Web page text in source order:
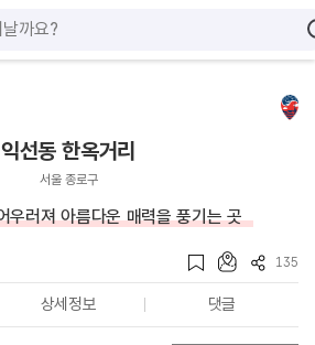
익선동 한옥거리
서울 종로구
우러져 아름다운 매력을 풍기는 곳
135
상세정보 댓글